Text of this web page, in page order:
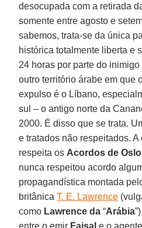
desocupada com a retirada
somente entre agosto e
sabemos, trata-se da única
histórica totalmente liberta e
24 horas por parte do
outro território árabe em que
expulso é o Líbano,
sul – o antigo norte da
2000. É disso que se trata.
e tratados não respeitados.
respeita os Acordos de Oslo
nunca respeitou acordo
propagandística montada
britânicaT. E. Lawrence
como Lawrence da“Arábia
entre o emir Faisal e o